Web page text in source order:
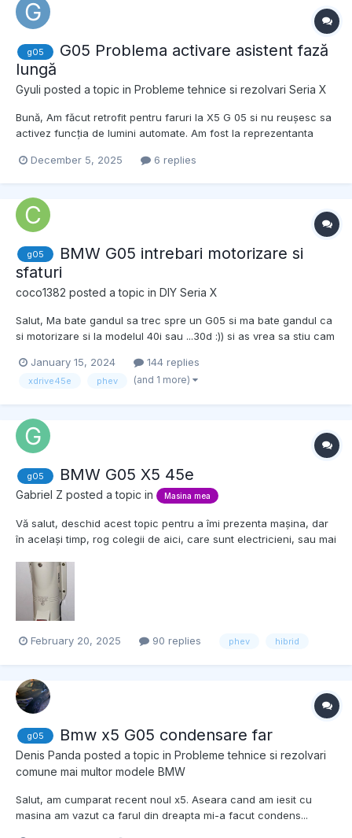
g05
G05 Problema activare asistent fază
lungă
Gyuli posted a topic in Probleme tehnice si rezolvari Seria X
Bună, Am făcut retrofit pentru faruri la X5 G 05 si nu reușesc sa
activez funcția de lumini automate. Am fost la reprezentanta
perioadă limită. Daca a mai întâlnit cineva situația . Multumesc.
December 5, 2025 6 replies
g05
BMW G05 intrebari motorizare si
sfaturi
coco1382 posted a topic in DIY Seria X
Salut, Ma bate gandul sa trec spre un G05 si ma bate gandul ca
si motorizare si la modelul 40i sau ...30d :)) si as vrea sa stiu cam
Daca sunt colegi cu 40i si ma pot ajuta cu ceva info legate de
acest model, consum urban( 9...
January 15, 2024 144 replies
xdrive45e phev (and 1 more)
g05 BMW G05 X5 45e
Gabriel Z posted a topic in Masina mea
Vă salut, deschid acest topic pentru a îmi prezenta mașina, dar
în același timp, rog colegii de aici, care sunt electricieni, sau mai
electrică a mașinii. Menționez ca mașina vine doar cu cablu
Type 2 la Type 2. Oare pot achiziționa...
February 20, 2025 90 replies phev hibrid
g05 Bmw x5 G05 condensare far
Denis Panda posted a topic in Probleme tehnice si rezolvari
comune mai multor modele BMW
Salut, am cumparat recent noul x5. Aseara cand am iesit cu
masina am vazut ca farul din dreapta mi-a facut condens...